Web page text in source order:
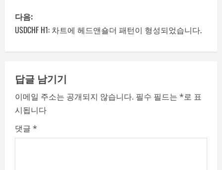
P
o
s
t
n
a
v
다음:
USDCHF H1: 차트에 헤드앤숄더 패턴이 형성되었습니다.
답글 남기기
이메일 주소는 공개되지 않습니다. 필수 필드는 *로 표
시됩니다
댓글 *